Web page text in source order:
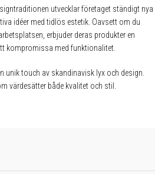
utvecklar företaget ständigt nya
idéer med tidlös estetik. Oavsett om du
erbjuder deras produkter en
kompromissa med funktionalitet.
unik touch av skandinavisk lyx och design.
värdesätter både kvalitet och stil.